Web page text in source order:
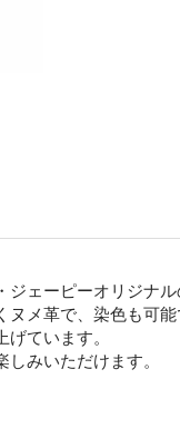
ェーピーオリジナ
メ革で、染色も可能
ています。
みいただけます。